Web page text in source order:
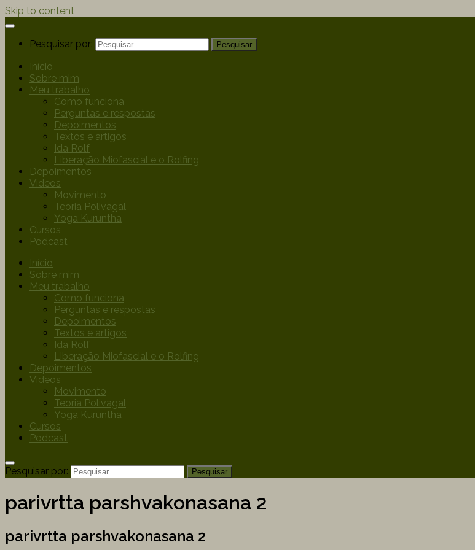
Skip to content
Pesquisar por:
Início
Sobre mim
Meu trabalho
Como funciona
Perguntas e respostas
Depoimentos
Textos e artigos
Ida Rolf
Liberação Miofascial e o Rolfing
Depoimentos
Videos
Movimento
Teoria Polivagal
Yoga Kuruntha
Cursos
Podcast
Início
Sobre mim
Meu trabalho
Como funciona
Perguntas e respostas
Depoimentos
Textos e artigos
Ida Rolf
Liberação Miofascial e o Rolfing
Depoimentos
Videos
Movimento
Teoria Polivagal
Yoga Kuruntha
Cursos
Podcast
Pesquisar por:
parivrtta parshvakonasana 2
parivrtta parshvakonasana 2